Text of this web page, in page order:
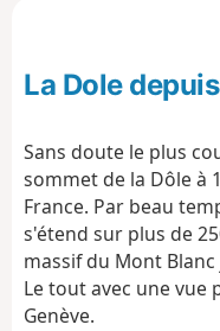
La Dole
Sans doute le plus
sommet de la Dôle à
France. Par beau
s'étend sur plus de
massif du Mont
Le tout avec une vue
Genève.